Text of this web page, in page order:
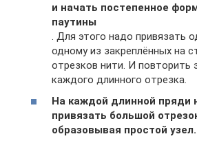
и начать постепенное
паутины
. Для этого надо привязать
одному из закреплённых на
отрезков нити. И повторить
каждого длинного отрезка.
На каждой длинной пряди
привязать большой
образовывая простой узел.